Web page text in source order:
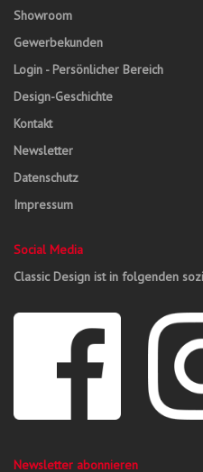
Showroom
Gewerbekunden
Login - Persönlicher Bereich
Design-Geschichte
Kontakt
Newsletter
Datenschutz
Impressum
Social Media
Classic Design ist in folgenden
Newsletter abonnieren